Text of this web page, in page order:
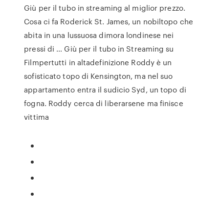
Giù per il tubo in streaming al miglior prezzo.
Cosa ci fa Roderick St. James, un nobiltopo che
abita in una lussuosa dimora londinese nei
pressi di … Giù per il tubo in Streaming su
Filmpertutti in altadefinizione Roddy è un
sofisticato topo di Kensington, ma nel suo
appartamento entra il sudicio Syd, un topo di
fogna. Roddy cerca di liberarsene ma finisce
vittima